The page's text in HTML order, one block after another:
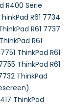
R400 Serie
R61 7734
R61 7737
R61
ThinkPad R61
ThinkPad R61
ThinkPad
ThinkPad